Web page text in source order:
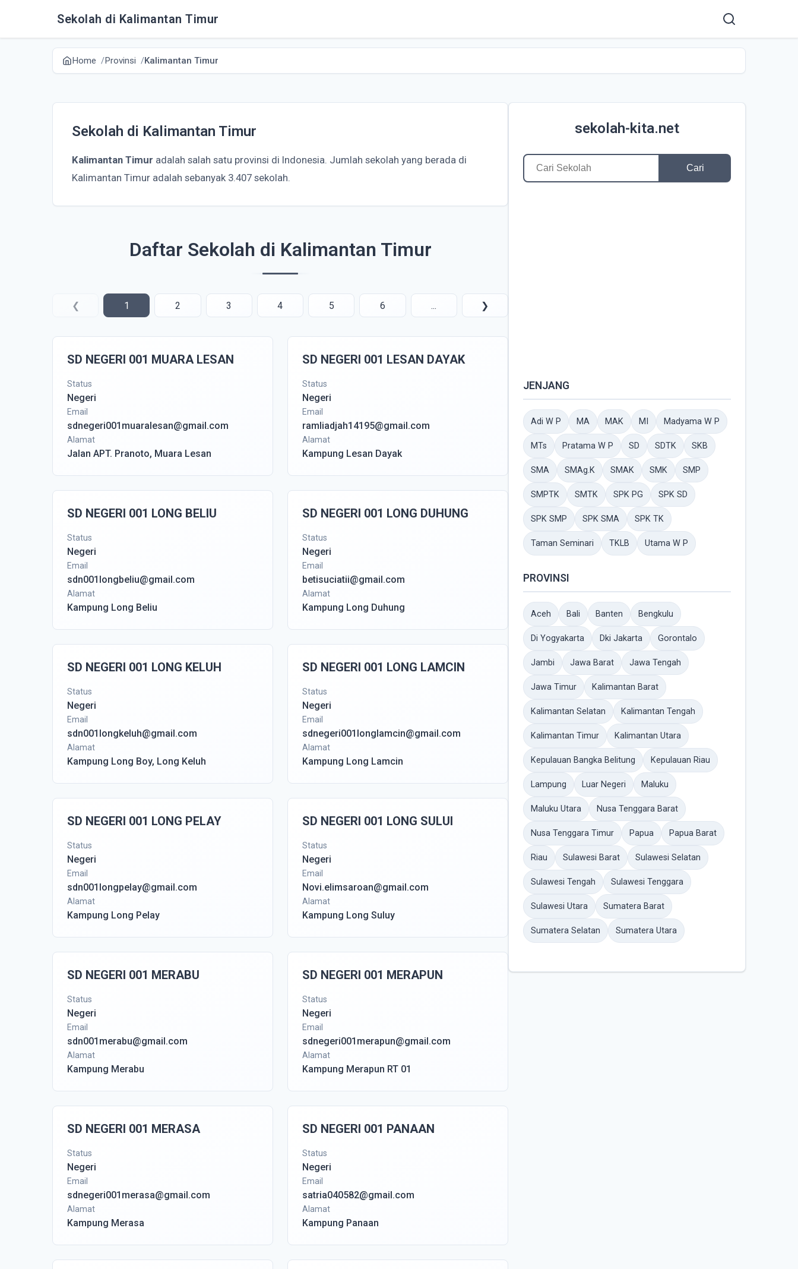
Sekolah di Kalimantan Timur
Home Provinsi Kalimantan Timur
Sekolah di Kalimantan Timur
Kalimantan Timur adalah salah satu provinsi di Indonesia. Jumlah sekolah yang berada di
Kalimantan Timur adalah sebanyak 3.407 sekolah.
Daftar Sekolah di Kalimantan Timur
❮ 1 2 3 4 5 6 ... ❯
SD NEGERI 001 MUARA LESAN
Status
Negeri
Email
sdnegeri001muaralesan@gmail.com
Alamat
Jalan APT. Pranoto, Muara Lesan
SD NEGERI 001 LESAN DAYAK
Status
Negeri
Email
ramliadjah14195@gmail.com
Alamat
Kampung Lesan Dayak
SD NEGERI 001 LONG BELIU
Status
Negeri
Email
sdn001longbeliu@gmail.com
Alamat
Kampung Long Beliu
SD NEGERI 001 LONG DUHUNG
Status
Negeri
Email
betisuciatii@gmail.com
Alamat
Kampung Long Duhung
SD NEGERI 001 LONG KELUH
Status
Negeri
Email
sdn001longkeluh@gmail.com
Alamat
Kampung Long Boy, Long Keluh
SD NEGERI 001 LONG LAMCIN
Status
Negeri
Email
sdnegeri001longlamcin@gmail.com
Alamat
Kampung Long Lamcin
SD NEGERI 001 LONG PELAY
Status
Negeri
Email
sdn001longpelay@gmail.com
Alamat
Kampung Long Pelay
SD NEGERI 001 LONG SULUI
Status
Negeri
Email
Novi.elimsaroan@gmail.com
Alamat
Kampung Long Suluy
SD NEGERI 001 MERABU
Status
Negeri
Email
sdn001merabu@gmail.com
Alamat
Kampung Merabu
SD NEGERI 001 MERAPUN
Status
Negeri
Email
sdnegeri001merapun@gmail.com
Alamat
Kampung Merapun RT 01
SD NEGERI 001 MERASA
Status
Negeri
Email
sdnegeri001merasa@gmail.com
Alamat
Kampung Merasa
SD NEGERI 001 PANAAN
Status
Negeri
Email
satria040582@gmail.com
Alamat
Kampung Panaan
sekolah-kita.net
Cari
JENJANG
Adi W P MA MAK MI Madyama W P
MTs Pratama W P SD SDTK SKB
SMA SMAg.K SMAK SMK SMP
SMPTK SMTK SPK PG SPK SD
SPK SMP SPK SMA SPK TK
Taman Seminari TKLB Utama W P
PROVINSI
Aceh Bali Banten Bengkulu
Di Yogyakarta Dki Jakarta Gorontalo
Jambi Jawa Barat Jawa Tengah
Jawa Timur Kalimantan Barat
Kalimantan Selatan Kalimantan Tengah
Kalimantan Timur Kalimantan Utara
Kepulauan Bangka Belitung Kepulauan Riau
Lampung Luar Negeri Maluku
Maluku Utara Nusa Tenggara Barat
Nusa Tenggara Timur Papua Papua Barat
Riau Sulawesi Barat Sulawesi Selatan
Sulawesi Tengah Sulawesi Tenggara
Sulawesi Utara Sumatera Barat
Sumatera Selatan Sumatera Utara